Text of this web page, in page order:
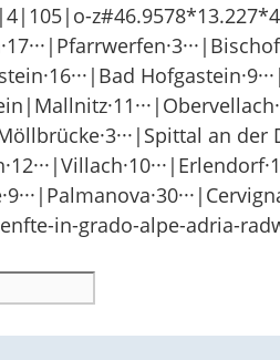
an der
in-grado-alpe-adria-